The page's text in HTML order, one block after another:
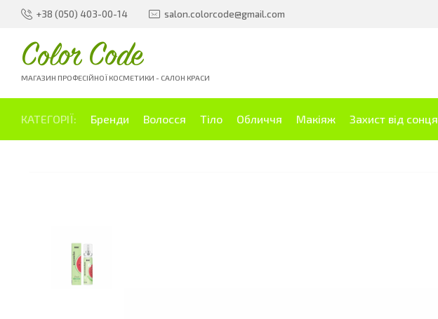
+38 (050) 403-00-14 salon.colorcode@gmail.com
Color Code
МАГАЗИН ПРОФЕСІЙНОЇ КОСМЕТИКИ - САЛОН КРАСИ
КАТЕГОРІЇ: Бренди Волосся Тіло Обличчя Макіяж Захист від сонця